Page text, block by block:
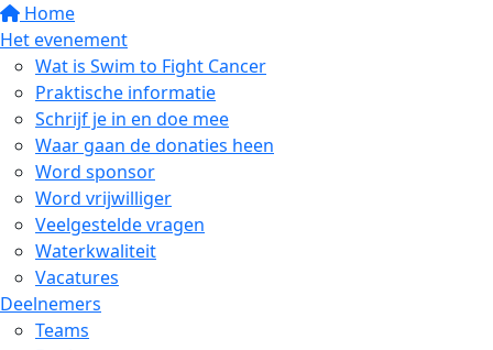
Home
Het evenement
Wat is Swim to Fight Cancer
Praktische informatie
Schrijf je in en doe mee
Waar gaan de donaties heen
Word sponsor
Word vrijwilliger
Veelgestelde vragen
Waterkwaliteit
Vacatures
Deelnemers
Teams